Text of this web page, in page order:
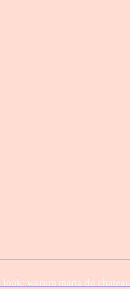
look: warum marta du